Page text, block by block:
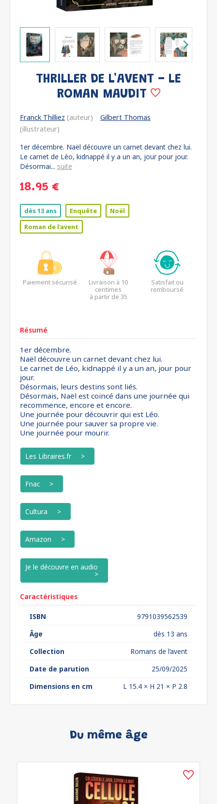
THRILLER DE L'AVENT - LE
ROMAN MAUDIT
Franck Thilliez (auteur)
Gilbert Thomas
(illustrateur)
1er décembre. Naël découvre un carnet devant chez lui.
Le carnet de Léo, kidnappé il y a un an, jour pour jour.
Désormai... suite
18.95 €
dès 13 ans Enquête
Noël
Roman de l'avent
Paiement sécurisé
Livraison à 10
centimes
à partir de 35
Satisfait ou
remboursé
Résumé
1er décembre.
Naël découvre un carnet devant chez lui.
Le carnet de Léo, kidnappé il y a un an, jour pour
jour.
Désormais, leurs destins sont liés.
Désormais, Naël est coincé dans une journée qui
recommence, encore et encore.
Une journée pour découvrir qui est Léo.
Une journée pour sauver sa propre vie.
Une journée pour mourir.
Les Libraires.fr
Fnac
Cultura
Amazon
Je le découvre en audio
Caractéristiques
ISBN
9791039562539
Âge
dès 13 ans
Collection
Romans de l’avent
Date de parution
25/09/2025
Dimensions en cm
L 15.4 × H 21 × P 2.8
Du même âge